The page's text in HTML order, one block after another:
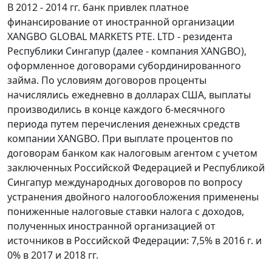
В 2012 - 2014 гг. банк привлек платное
финансирование от иностранной организации
XANGBO GLOBAL MARKETS РТЕ. LTD - резидента
Республики Сингапур (далее - компания XANGBO),
оформленное договорами субординированного
займа. По условиям договоров проценты
начислялись ежедневно в долларах США, выплаты
производились в конце каждого 6-месячного
периода путем перечисления денежных средств
компании XANGBO. При выплате процентов по
договорам банком как налоговым агентом с учетом
заключенных Российской Федерацией и Республикой
Сингапур международных договоров по вопросу
устранения двойного налогообложения применены
пониженные налоговые ставки налога с доходов,
полученных иностранной организацией от
источников в Российской Федерации: 7,5% в 2016 г. и
0% в 2017 и 2018 гг.